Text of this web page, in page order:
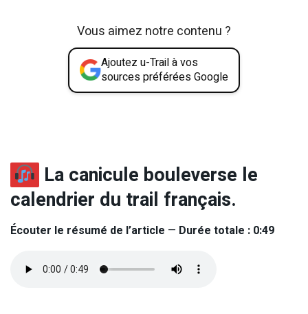
Vous aimez notre contenu ?
Ajoutez u-Trail à vos
sources préférées Google
La canicule bouleverse le
calendrier du trail français.
Écouter le résumé de l’article — Durée totale : 0:49